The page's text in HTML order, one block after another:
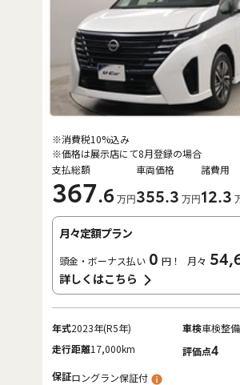
支払総額
367.6 万円
車両価格
355.3 万円
諸費用
12.3
※消費税10%込み
※価格は展示店にて8月登録の場合
月々定額プラン
頭金・ボーナス払い 0 円！ 月々
詳しくはこちら
年式2023年(R5年) 車検車検整
走行距離17,000km 評価点4
保証ロングラン保証付